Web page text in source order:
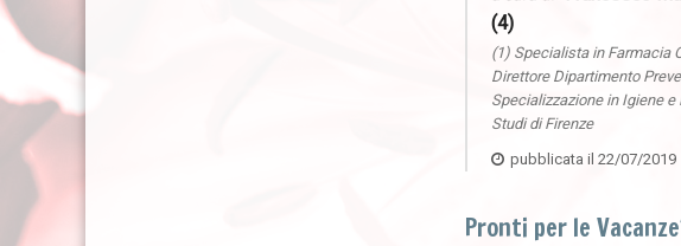
(4)
(1) Specialista in Farmacia
Direttore Dipartimento
Specializzazione in Igiene
Studi di Firenze
pubblicata il 22/07/2019
Pronti per le